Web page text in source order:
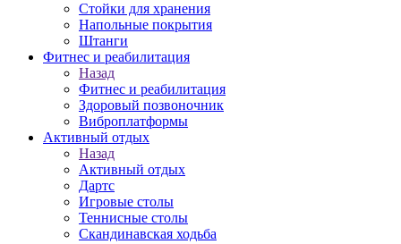
Стойки для хранения
Напольные покрытия
Штанги
Фитнес и реабилитация
Назад
Фитнес и реабилитация
Здоровый позвоночник
Виброплатформы
Активный отдых
Назад
Активный отдых
Дартс
Игровые столы
Теннисные столы
Скандинавская ходьба